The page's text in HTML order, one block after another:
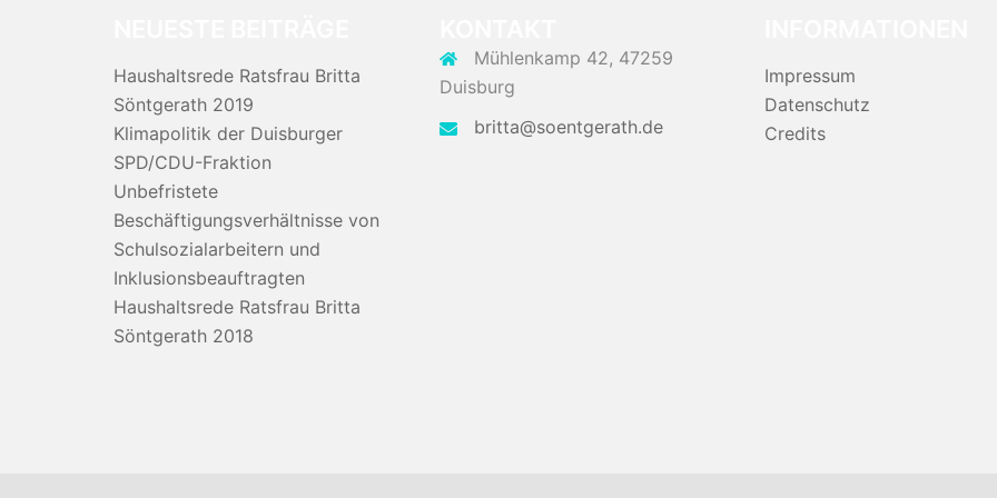
Haushaltsrede Ratsfrau Britta
Söntgerath 2019
Klimapolitik der Duisburger
SPD/CDU-Fraktion
Unbefristete
Beschäftigungsverhältnisse von
Schulsozialarbeitern und
Inklusionsbeauftragten
Haushaltsrede Ratsfrau Britta
Söntgerath 2018
Mühlenkamp 42, 47259
Duisburg
britta@soentgerath.de
Impressum
Datenschutz
Credits